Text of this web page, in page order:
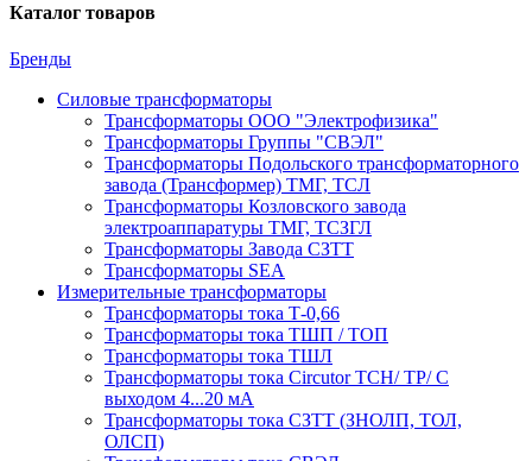
Каталог товаров
Бренды
Силовые трансформаторы
Трансформаторы ООО "Электрофизика"
Трансформаторы Группы "СВЭЛ"
Трансформаторы Подольского трансформаторного
завода (Трансформер) ТМГ, ТСЛ
Трансформаторы Козловского завода
электроаппаратуры ТМГ, ТСЗГЛ
Трансформаторы Завода СЗТТ
Трансформаторы SEA
Измерительные трансформаторы
Трансформаторы тока Т-0,66
Трансформаторы тока ТШП / ТОП
Трансформаторы тока ТШЛ
Трансформаторы тока Circutor TCH/ TP/ С
выходом 4...20 мА
Трансформаторы тока СЗТТ (ЗНОЛП, ТОЛ,
ОЛСП)